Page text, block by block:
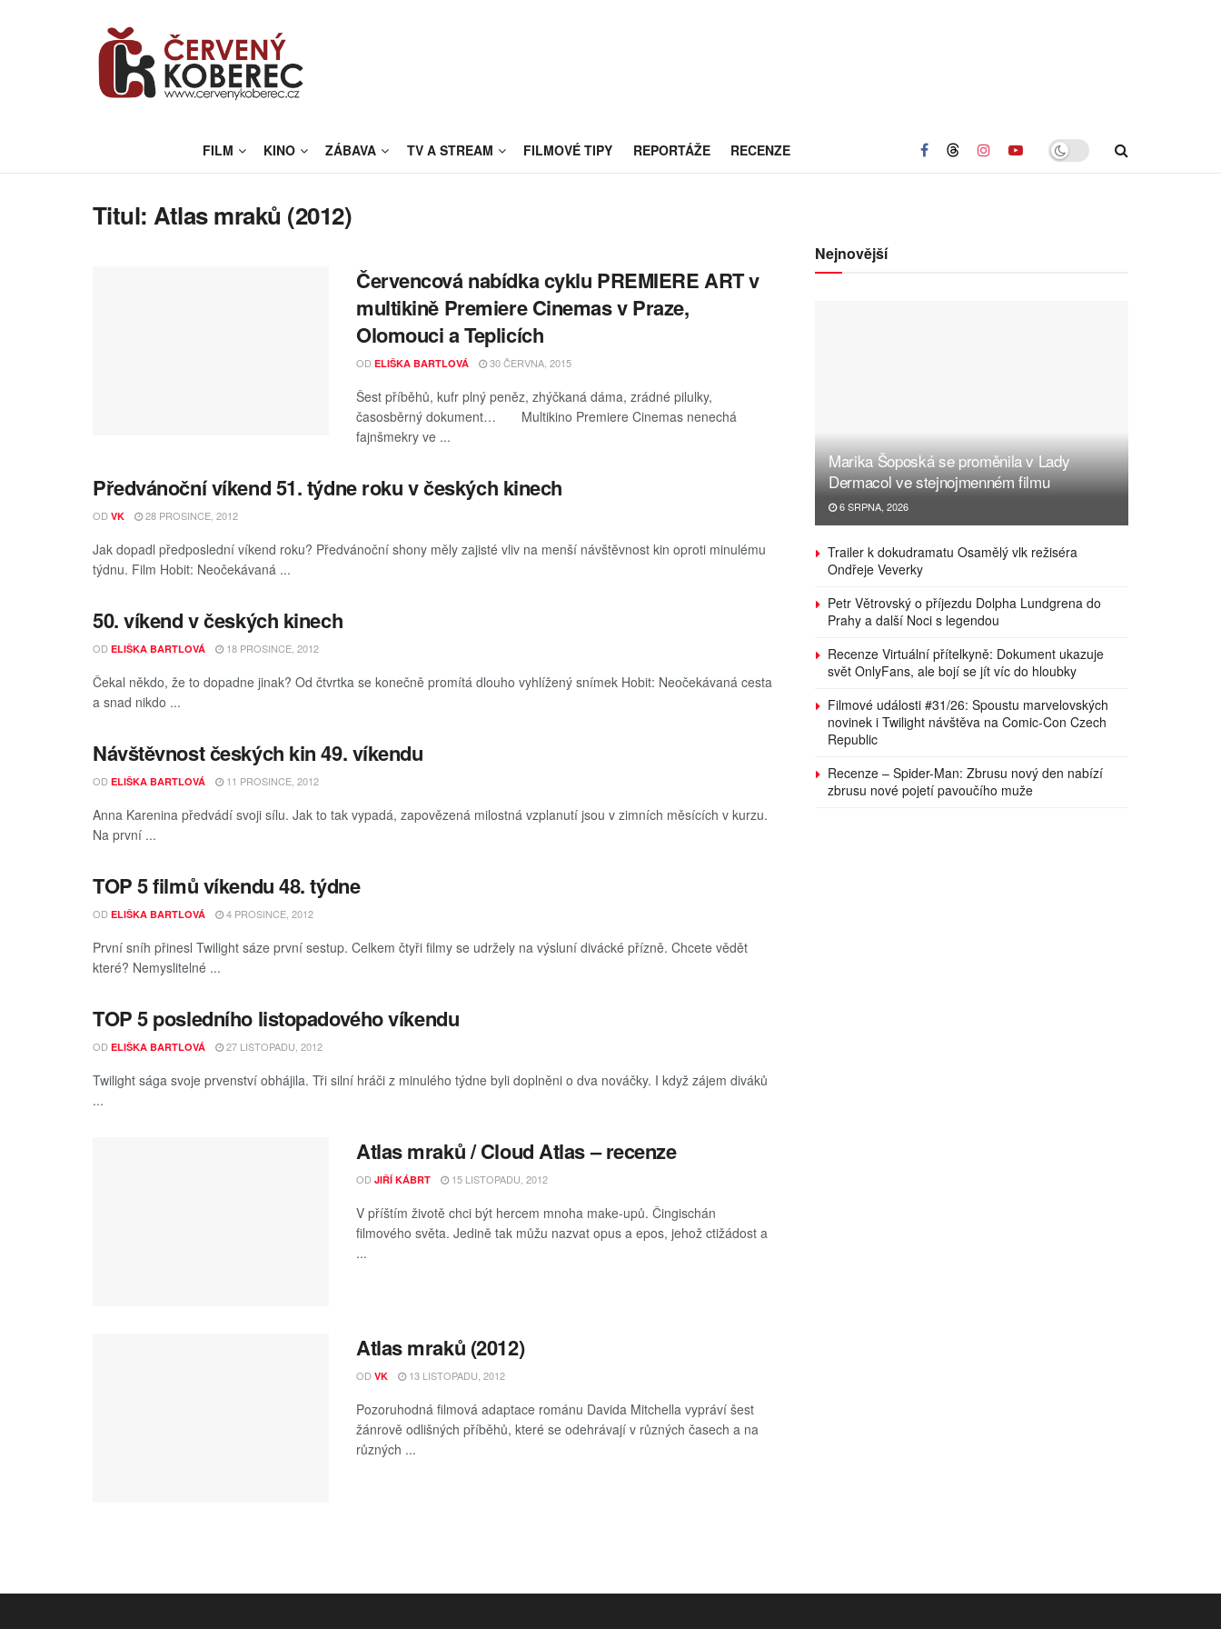
FILM KINO ZÁBAVA TV A STREAM FILMOVÉ TIPY REPORTÁŽE RECENZE
Titul:Atlas mraků (2012)
Červencová nabídka cyklu PREMIERE ART v
multikině Premiere Cinemas v Praze,
Olomouci a Teplicích
OD ELIŠKA BARTLOVÁ 30 ČERVNA, 2015
Šest příběhů, kufr plný peněz, zhýčkaná dáma, zrádné pilulky,
časosběrný dokument… Multikino Premiere Cinemas nenechá
fajnšmekry ve ...
Předvánoční víkend 51. týdne roku v českých kinech
OD VK 28 PROSINCE, 2012
Jak dopadl předposlední víkend roku? Předvánoční shony měly zajisté vliv na menší návštěvnost kin oproti minulému
týdnu. Film Hobit: Neočekávaná ...
50. víkend v českých kinech
OD ELIŠKA BARTLOVÁ 18 PROSINCE, 2012
Čekal někdo, že to dopadne jinak? Od čtvrtka se konečně promítá dlouho vyhlížený snímek Hobit: Neočekávaná cesta
a snad nikdo ...
Návštěvnost českých kin 49. víkendu
OD ELIŠKA BARTLOVÁ 11 PROSINCE, 2012
Anna Karenina předvádí svoji sílu. Jak to tak vypadá, zapovězená milostná vzplanutí jsou v zimních měsících v kurzu.
Na první ...
TOP 5 filmů víkendu 48. týdne
OD ELIŠKA BARTLOVÁ 4 PROSINCE, 2012
První sníh přinesl Twilight sáze první sestup. Celkem čtyři filmy se udržely na výsluní divácké přízně. Chcete vědět
které? Nemyslitelné ...
TOP 5 posledního listopadového víkendu
OD ELIŠKA BARTLOVÁ 27 LISTOPADU, 2012
Twilight sága svoje prvenství obhájila. Tři silní hráči z minulého týdne byli doplněni o dva nováčky. I když zájem diváků
...
Atlas mraků / Cloud Atlas – recenze
OD JIŘÍ KÁBRT 15 LISTOPADU, 2012
V příštím životě chci být hercem mnoha make-upů. Čingischán
filmového světa. Jedině tak můžu nazvat opus a epos, jehož ctižádost a
...
Atlas mraků (2012)
OD VK 13 LISTOPADU, 2012
Pozoruhodná filmová adaptace románu Davida Mitchella vypráví šest
žánrově odlišných příběhů, které se odehrávají v různých časech a na
různých ...
Nejnovější
Marika Šoposká se proměnila v Lady
Dermacol ve stejnojmenném filmu
6 SRPNA, 2026
Trailer k dokudramatu Osamělý vlk režiséra
Ondřeje Veverky
Petr Větrovský o příjezdu Dolpha Lundgrena do
Prahy a další Noci s legendou
Recenze Virtuální přítelkyně: Dokument ukazuje
svět OnlyFans, ale bojí se jít víc do hloubky
Filmové události #31/26: Spoustu marvelovských
novinek i Twilight návštěva na Comic-Con Czech
Republic
Recenze – Spider-Man: Zbrusu nový den nabízí
zbrusu nové pojetí pavoučího muže